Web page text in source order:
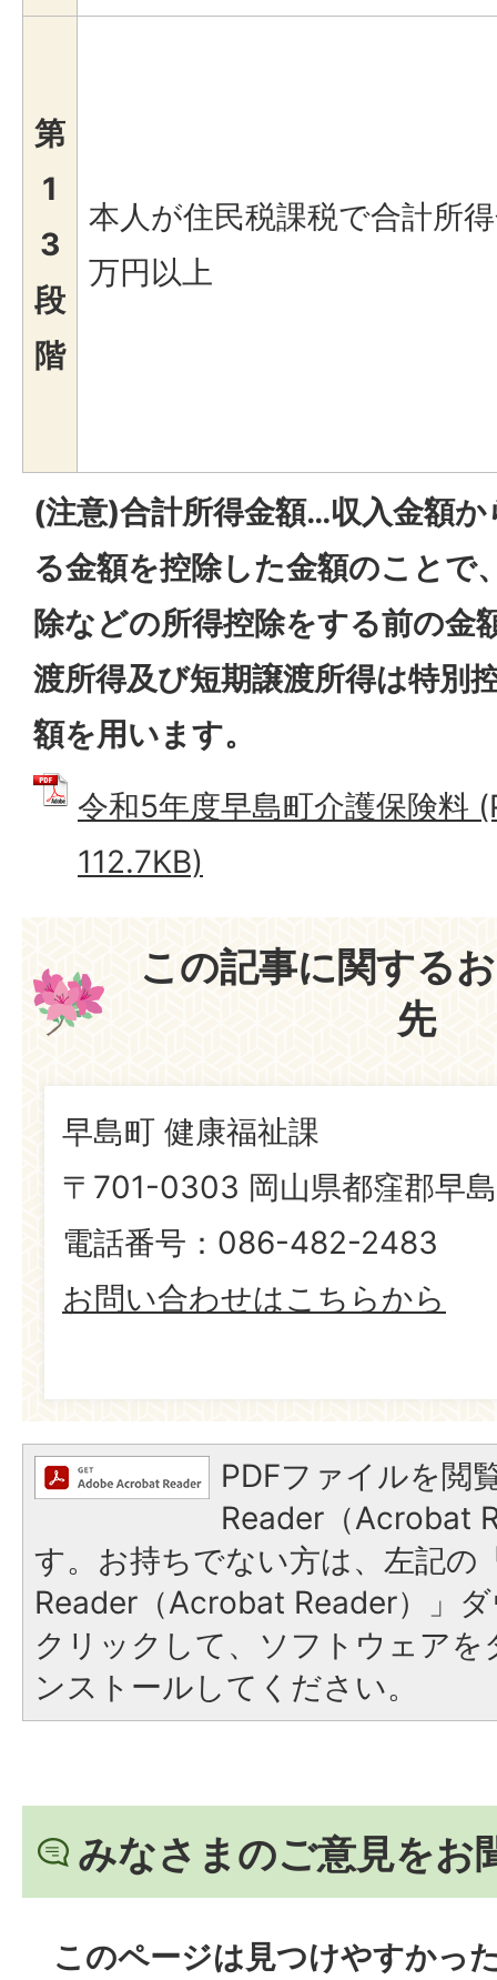
第
1
3
段
階
本人が住民税課税で合計所
万円以上
(注意)合計所得金額…収入金額
る金額を控除した金額のことで
除などの所得控除をする前の金
渡所得及び短期譲渡所得は特別
額を用います。
令和5年度早島町介護保険料
112.7KB)
この記事に関する
先
早島町 健康福祉課
〒701-0303 岡山県都窪郡早
電話番号：086-482-2483
お問い合わせはこちらから
PDFファイルを閲
Reader（Acrobat
す。お持ちでない方は、左記の
Reader（Acrobat Reader）」
クリックして、ソフトウェア
ンストールしてください。
みなさまのご意見をお
このページは見つけやすかっ